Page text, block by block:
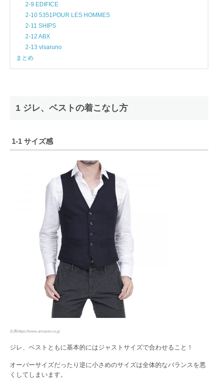
2-9 EDIFICE
2-10 5351POUR LES HOMMES
2-11 SHIPS
2-12 ABX
2-13 visaruno
まとめ
1 ジレ、ベストの着こなし方
1-1 サイズ感
出典https://www.amazon.co.jp
ジレ、ベストともに基本的にはジャストサイズで合わせること！
オーバーサイズだったり逆に小さめのサイズは全体的なバランスを悪
くしてしまいます。